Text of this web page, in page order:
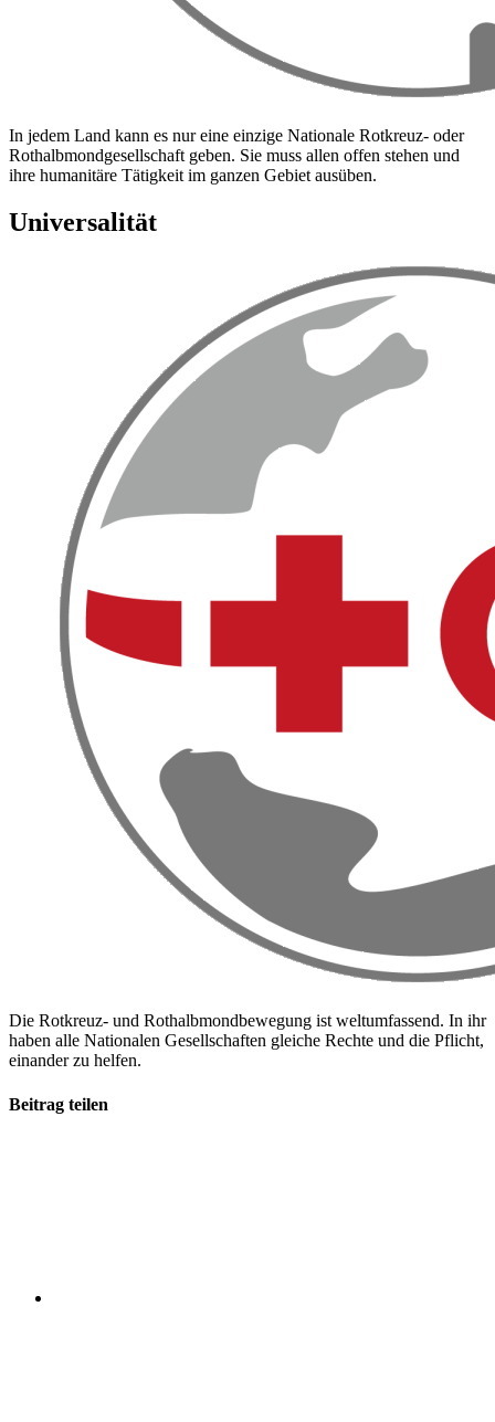
In jedem Land kann es nur eine einzige Nationale Rotkreuz- oder
Rothalbmondgesellschaft geben. Sie muss allen offen stehen und
ihre humanitäre Tätigkeit im ganzen Gebiet ausüben.
Universalität
Die Rotkreuz- und Rothalbmondbewegung ist weltumfassend. In ihr
haben alle Nationalen Gesellschaften gleiche Rechte und die Pflicht,
einander zu helfen.
Beitrag teilen